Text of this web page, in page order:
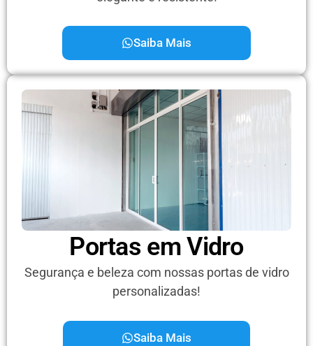
Saiba Mais
Portas em Vidro
Segurança e beleza com nossas portas de vidro
personalizadas!
Saiba Mais